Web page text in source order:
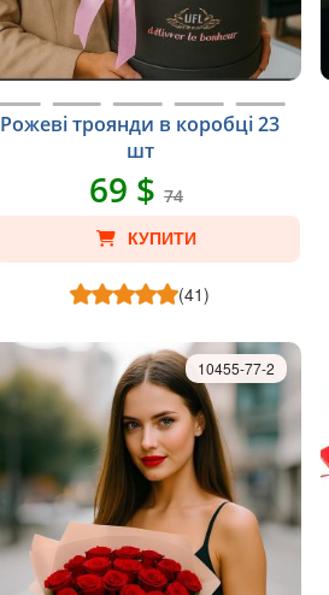
Рожеві троянди в коробці 23
шт
69 $74
КУПИТИ
(41)
10455-77-2